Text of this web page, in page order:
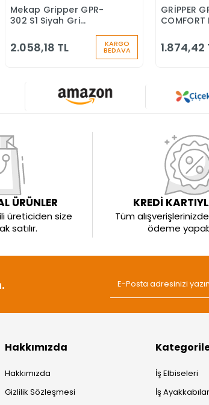
Sepete Ekle
Mekap Gripper GPR-
302 S1 Siyah Gri
Ayakkabısı
2.058,18 TL KARGO
BEDAVA
GRİPPER
COMFORT
1.874,42
ÜRÜNLER
üreticiden size
satılır.
KREDİ
Tüm
ödeme
Hakkımızda
Hakkımızda
Gizlilik Sözleşmesi
İş Elbiseleri
İş